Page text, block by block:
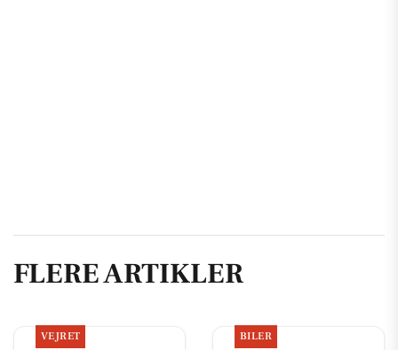
FLERE ARTIKLER
VEJRET BILER